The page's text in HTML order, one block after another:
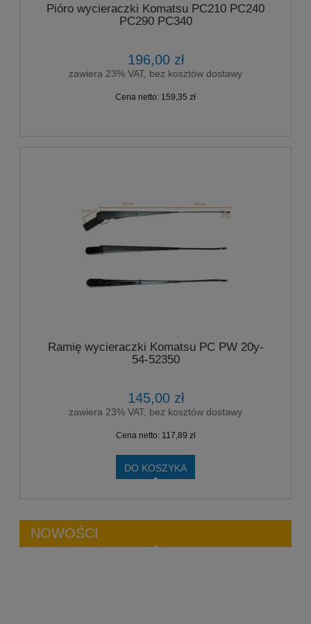
Pióro wycieraczki Komatsu PC210 PC240
PC290 PC340
196,00 zł
zawiera 23% VAT, bez kosztów dostawy
Cena netto: 159,35 zł
Ramię wycieraczki Komatsu PC PW 20y-
54-52350
145,00 zł
zawiera 23% VAT, bez kosztów dostawy
Cena netto: 117,89 zł
DO KOSZYKA
NOWOŚCI